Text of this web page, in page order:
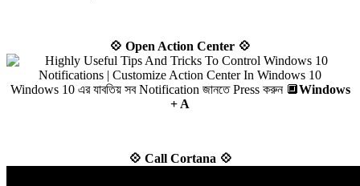
💠 Open Action Center 💠
Windows 10 এর যাবতিয় সব Notification জানতে Press করুন 🔲Windows
+ A
💠 Call Cortana 💠